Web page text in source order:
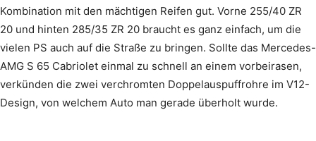
Kombination mit den mächtigen Reifen gut. Vorne 255/40 ZR
20 und hinten 285/35 ZR 20 braucht es ganz einfach, um die
vielen PS auch auf die Straße zu bringen. Sollte das Mercedes-
AMG S 65 Cabriolet einmal zu schnell an einem vorbeirasen,
verkünden die zwei verchromten Doppelauspuffrohre im V12-
Design, von welchem Auto man gerade überholt wurde.